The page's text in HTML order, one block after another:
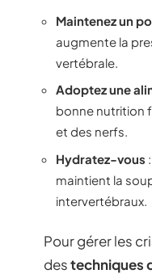
Maintenez un
augmente la
vertébrale.
Adoptez une
bonne nutrition
et des nerfs.
Hydratez-vous
maintient la
intervertébraux.
Pour gérer les
destechniques